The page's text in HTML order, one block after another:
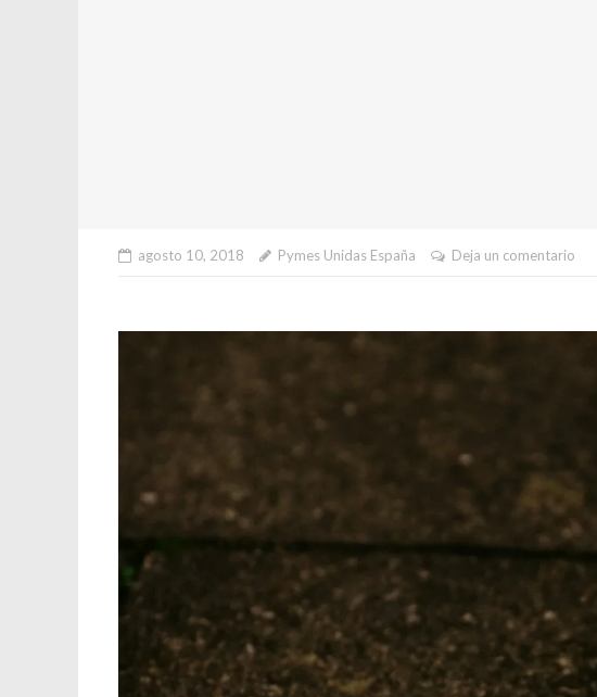
agosto 10, 2018 Pymes Unidas España Deja un comentario